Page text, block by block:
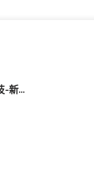
FOOTDISC富足康科技-新光三越-西門店